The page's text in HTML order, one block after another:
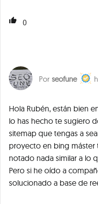
0
seofune
Hola Rubén, están bien
lo has hecho te sugiero
sitemap que tengas a
proyecto en bing
notado nada similar a lo
Pero si he oído a
solucionado a base de